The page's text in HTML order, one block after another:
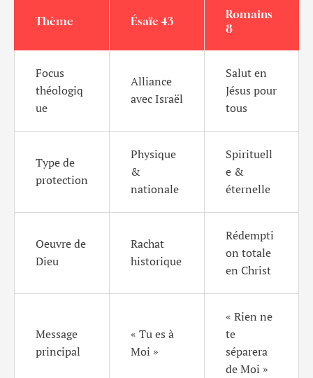
Thème Ésaïe 43
Romains
8
Focus
théologiq
ue
Alliance
avec Israël
Salut en
Jésus pour
tous
Type de
protection
Physique
&
nationale
Spirituell
e &
éternelle
Oeuvre de
Dieu
Rachat
historique
Rédempti
on totale
en Christ
Message
principal
« Tu es à
Moi »
« Rien ne
te
séparera
de Moi »